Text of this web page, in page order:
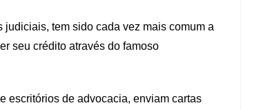
tem sido cada vez mais comum a
seu crédito através do famoso
escritórios de advocacia, enviam cartas